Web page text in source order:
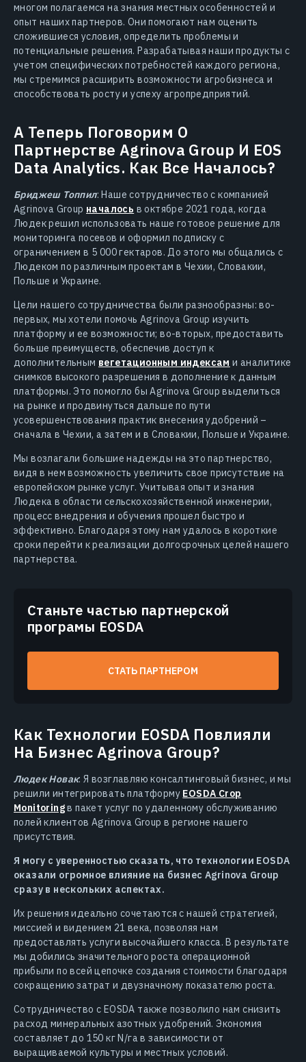
многом полагаемся на знания местных особенностей и
опыт наших партнеров. Они помогают нам оценить
сложившиеся условия, определить проблемы и
потенциальные решения. Разрабатывая наши продукты с
учетом специфических потребностей каждого региона,
мы стремимся расширить возможности агробизнеса и
способствовать росту и успеху агропредприятий.
А Теперь Поговорим О
Партнерстве Agrinova Group И EOS
Data Analytics. Как Все Началось?
Бриджеш Топпил: Наше сотрудничество с компанией
Agrinova Group началось в октябре 2021 года, когда
Людек решил использовать наше готовое решение для
мониторинга посевов и оформил подписку с
ограничением в 5 000 гектаров. До этого мы общались с
Людеком по различным проектам в Чехии, Словакии,
Польше и Украине.
Цели нашего сотрудничества были разнообразны: во-
первых, мы хотели помочь Agrinova Group изучить
платформу и ее возможности; во-вторых, предоставить
больше преимуществ, обеспечив доступ к
дополнительным вегетационным индексам и аналитике
снимков высокого разрешения в дополнение к данным
платформы. Это помогло бы Agrinova Group выделиться
на рынке и продвинуться дальше по пути
усовершенствования практик внесения удобрений –
сначала в Чехии, а затем и в Словакии, Польше и Украине.
Мы возлагали большие надежды на это партнерство,
видя в нем возможность увеличить свое присутствие на
европейском рынке услуг. Учитывая опыт и знания
Людека в области сельскохозяйственной инженерии,
процесс внедрения и обучения прошел быстро и
эффективно. Благодаря этому нам удалось в короткие
сроки перейти к реализации долгосрочных целей нашего
партнерства.
Станьте частью партнерской
програмы EOSDA
СТАТЬ ПАРТНЕРОМ
Как Технологии EOSDA Повлияли
На Бизнес Agrinova Group?
Людек Новак: Я возглавляю консалтинговый бизнес, и мы
решили интегрировать платформу EOSDA Crop
Monitoringв пакет услуг по удаленному обслуживанию
полей клиентов Agrinova Group в регионе нашего
присутствия.
Я могу с уверенностью сказать, что технологии EOSDA
оказали огромное влияние на бизнес Agrinova Group
сразу в нескольких аспектах.
Их решения идеально сочетаются с нашей стратегией,
миссией и видением 21 века, позволяя нам
предоставлять услуги высочайшего класса. В результате
мы добились значительного роста операционной
прибыли по всей цепочке создания стоимости благодаря
сокращению затрат и двузначному показателю роста.
Сотрудничество с EOSDA также позволило нам снизить
расход минеральных азотных удобрений. Экономия
составляет до 150 кг N/га в зависимости от
выращиваемой культуры и местных условий.